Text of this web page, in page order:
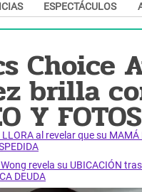
ESPECTÁCULOS
Choice
brilla
Yal revelar que su
revela su UBICACIÓN
DEUDA